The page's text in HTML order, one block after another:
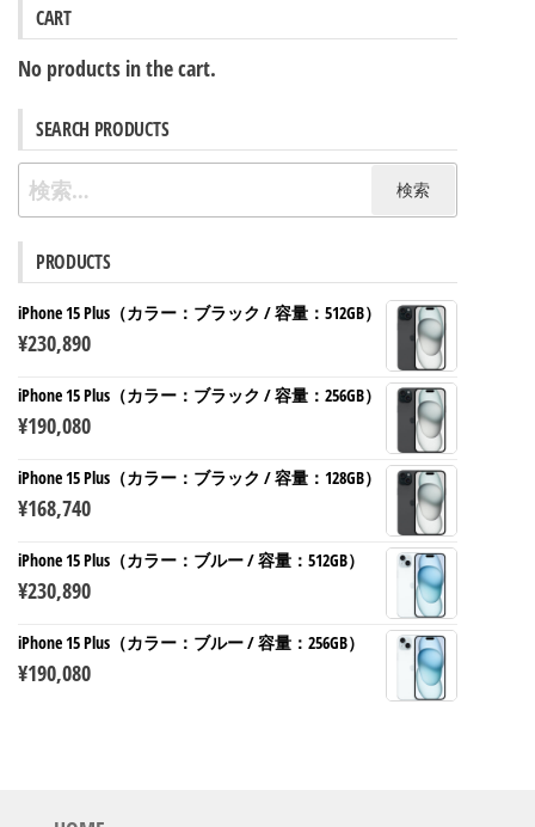
CART
No products in the cart.
SEARCH PRODUCTS
検
索:
PRODUCTS
iPhone 15 Plus（カラー：ブラック / 容量：512GB）
¥230,890
iPhone 15 Plus（カラー：ブラック / 容量：256GB）
¥190,080
iPhone 15 Plus（カラー：ブラック / 容量：128GB）
¥168,740
iPhone 15 Plus（カラー：ブルー / 容量：512GB）
¥230,890
iPhone 15 Plus（カラー：ブルー / 容量：256GB）
¥190,080